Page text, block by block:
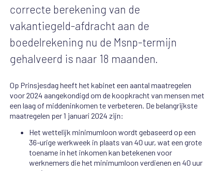
correcte berekening van de
vakantiegeld-afdracht aan de
boedelrekening nu de Msnp-termijn
gehalveerd is naar 18 maanden.
Op Prinsjesdag heeft het kabinet een aantal maatregelen
voor 2024 aangekondigd om de koopkracht van mensen met
een laag of middeninkomen te verbeteren. De belangrijkste
maatregelen per 1 januari 2024 zijn:
Het wettelijk minimumloon wordt gebaseerd op een
36-urige werkweek in plaats van 40 uur, wat een grote
toename in het inkomen kan betekenen voor
werknemers die het minimumloon verdienen en 40 uur